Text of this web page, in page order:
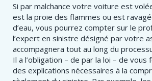
Si par malchance votre voiture est
est la proie des flammes ou est
d’eau, vous pourrez compter sur le
l’expert en sinistre désigné par votre
accompagnera tout au long du
Il a l’obligation – de par la loi – de vous
des explications nécessaires à la